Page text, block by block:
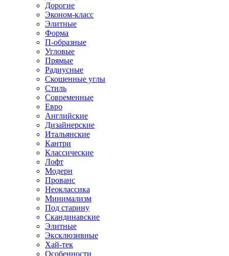
Дорогие
Эконом-класс
Элитные
Форма
П-образные
Угловые
Прямые
Радиусные
Скошенные углы
Стиль
Современные
Евро
Английские
Дизайнерские
Итальянские
Кантри
Классические
Лофт
Модерн
Прованс
Неоклассика
Минимализм
Под старину
Скандинавские
Элитные
Эксклюзивные
Хай-тек
Особенности